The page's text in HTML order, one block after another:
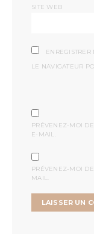
SITE WEB
LE NAVIGATEUR
PRÉVENEZ-MOI
E-MAIL.
PRÉVENEZ-MOI
MAIL.